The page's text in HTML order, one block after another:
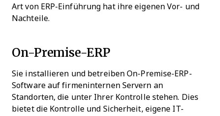
Art von ERP-Einführung hat ihre eigenen Vor- und
Nachteile.
On-Premise-ERP
Sie installieren und betreiben On-Premise-ERP-
Software auf firmeninternen Servern an
Standorten, die unter Ihrer Kontrolle stehen. Dies
bietet die Kontrolle und Sicherheit, eigene IT-